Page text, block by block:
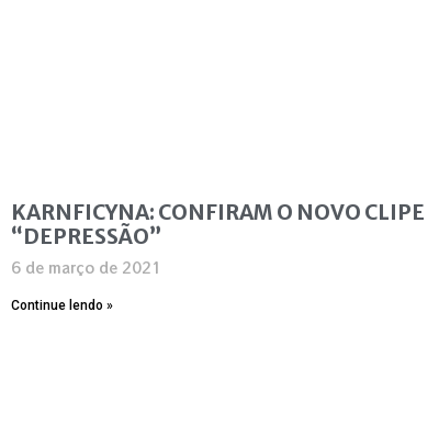
KARNFICYNA: CONFIRAM O NOVO CLIPE
“DEPRESSÃO”
6 de março de 2021
Continue lendo »